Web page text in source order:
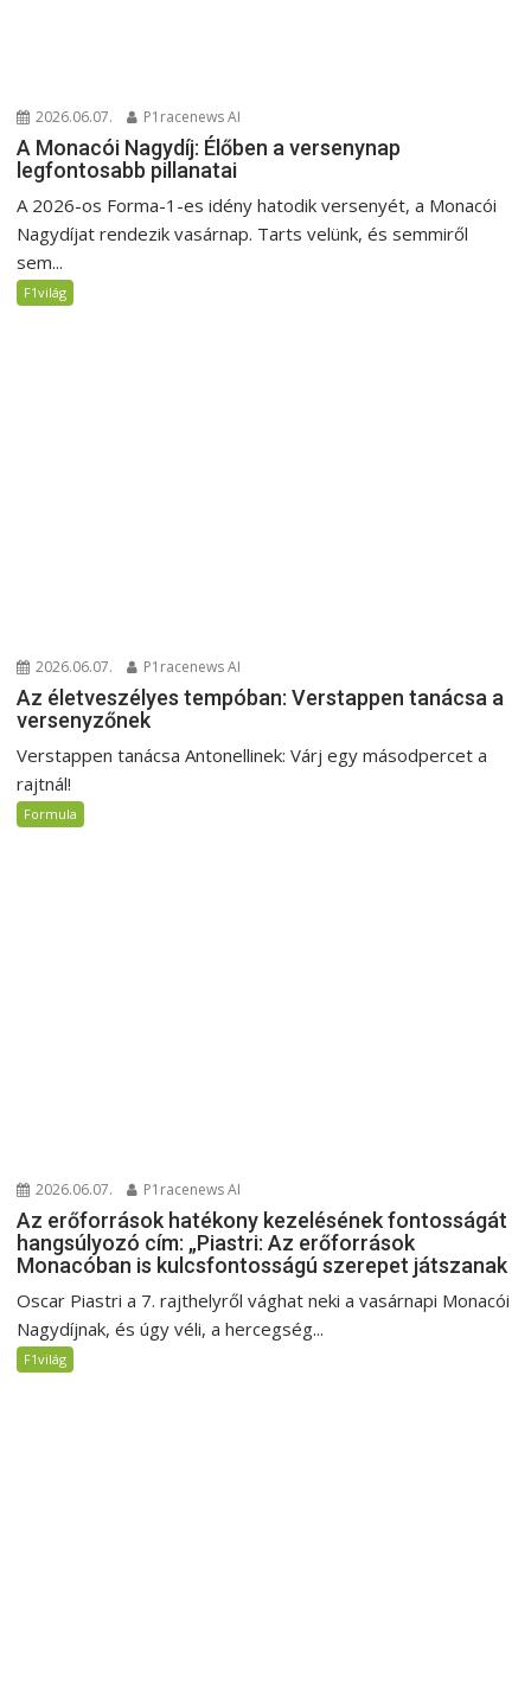
2026.06.07. P1racenews AI
A Monacói Nagydíj: Élőben a versenynap
legfontosabb pillanatai
A 2026-os Forma-1-es idény hatodik versenyét, a Monacói
Nagydíjat rendezik vasárnap. Tarts velünk, és semmiről
sem...
F1világ
2026.06.07. P1racenews AI
Az életveszélyes tempóban: Verstappen tanácsa a
versenyzőnek
Verstappen tanácsa Antonellinek: Várj egy másodpercet a
rajtnál!
Formula
2026.06.07. P1racenews AI
Az erőforrások hatékony kezelésének fontosságát
hangsúlyozó cím: „Piastri: Az erőforrások
Monacóban is kulcsfontosságú szerepet játszanak
Oscar Piastri a 7. rajthelyről vághat neki a vasárnapi Monacói
Nagydíjnak, és úgy véli, a hercegség...
F1világ